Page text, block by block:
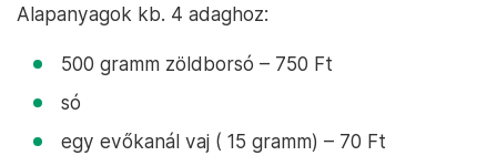
Alapanyagok kb. 4 adaghoz:
500 gramm zöldborsó – 750 Ft
só
egy evőkanál vaj ( 15 gramm) – 70 Ft